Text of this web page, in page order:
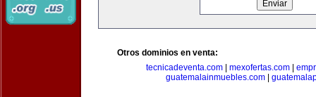
Otros dominios en venta:
tecnicadeventa.com
mexofertas.com
guatemalainmuebles.com|